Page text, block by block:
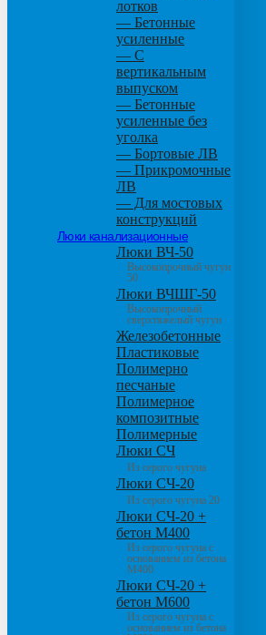
лотков
— Бетонные
усиленные
— С
вертикальным
выпуском
— Бетонные
усиленные без
уголка
— Бортовые ЛВ
— Прикромочные
ЛВ
— Для мостовых
конструкций
Люки канализационные
Люки ВЧ-50
Высокопрочный чугун
50
Люки ВЧШГ-50
Высокопрочный
сверхтяжелый чугун
Железобетонные
Пластиковые
Полимерно
песчаные
Полимерное
композитные
Полимерные
Люки СЧ
Из серого чугуна
Люки СЧ-20
Из серого чугуна 20
Люки СЧ-20 +
бетон М400
Из серого чугуна с
основанием из бетона
М400
Люки СЧ-20 +
бетон М600
Из серого чугуна с
основанием из бетона